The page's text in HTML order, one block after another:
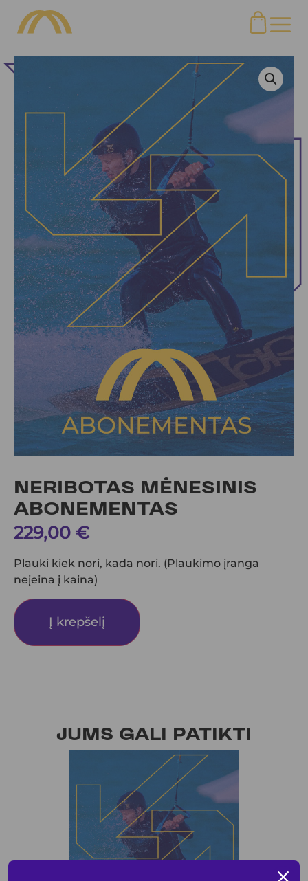
NERIBOTAS MĖNESINIS
ABONEMENTAS
229,00 €
Plauki kiek nori, kada nori. (Plaukimo įranga
neįeina į kaina)
Į krepšelį
JUMS GALI PATIKTI